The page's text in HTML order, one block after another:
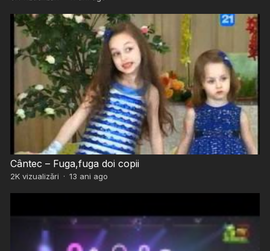
Cântec – Fuga,fuga doi copii
2Kvizualizări · 13 ani ago